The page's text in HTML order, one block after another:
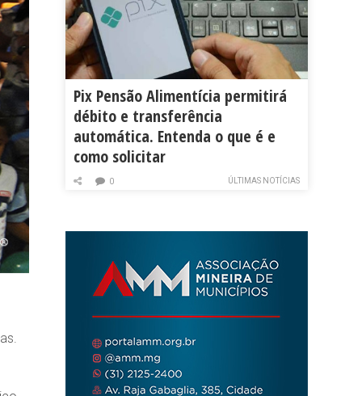
Pix Pensão Alimentícia permitirá
débito e transferência
automática. Entenda o que é e
como solicitar
ÚLTIMAS NOTÍCIAS
0